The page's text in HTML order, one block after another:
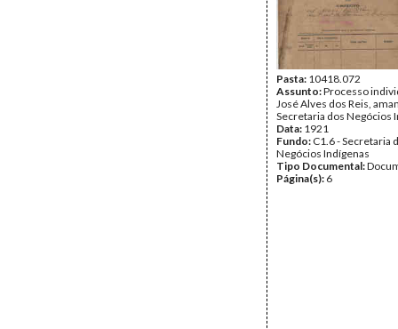
Pasta: 10418.072
Assunto:Processo
José Alves dos Reis,
Secretaria dos Negócios
Data: 1921
Fundo: C1.6 - Secretaria
Negócios Indígenas
Tipo Documental:
Página(s): 6